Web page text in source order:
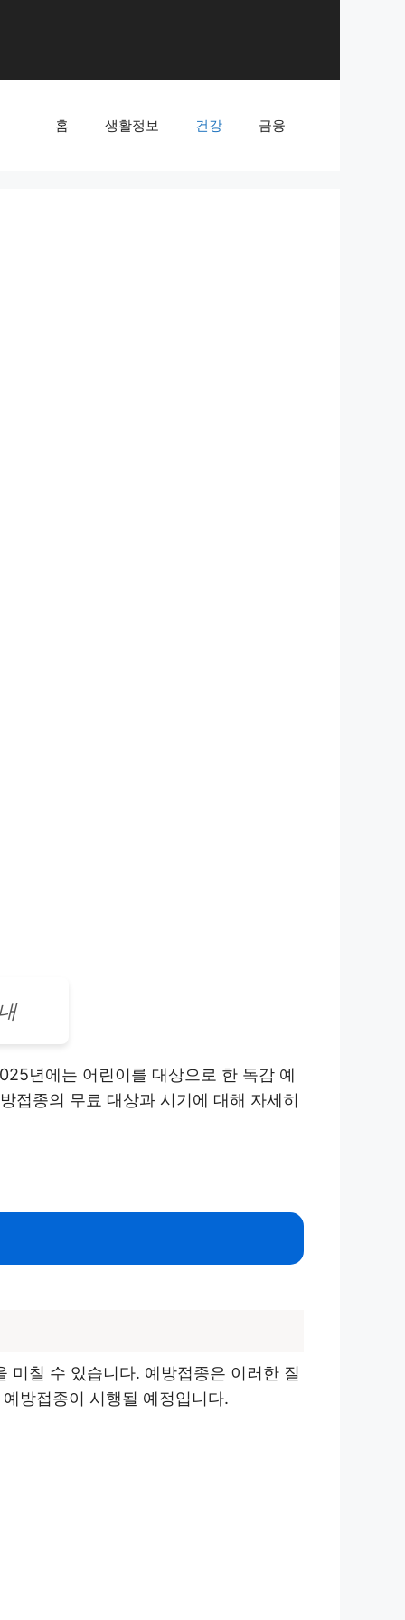
홈 생활정보 건강 금융
년에는 어린이를 대상으로 한 독감 예
접종의 무료 대상과 시기에 대해 자세히
미칠 수 있습니다. 예방접종은 이러한 질
방접종이 시행될 예정입니다.